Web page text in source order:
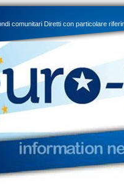
comunitari Diretti con particolare